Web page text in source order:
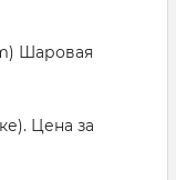
Шаровая
Цена за